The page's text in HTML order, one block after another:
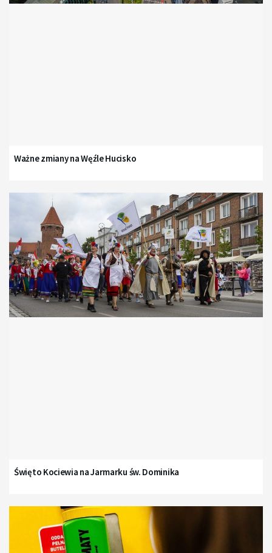
Ważne zmiany na Węźle Hucisko
Święto Kociewia na Jarmarku św. Dominika